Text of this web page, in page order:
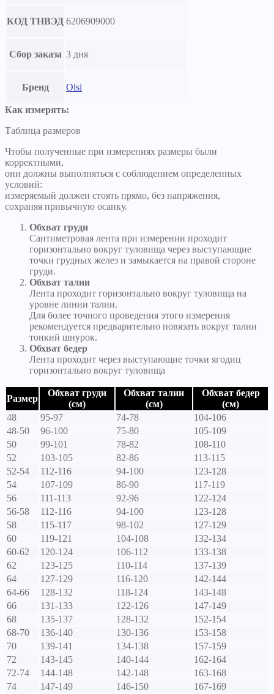
КОД ТНВЭД 6206909000
Сбор заказа 3 дня
Бренд Olsi
Как измерять:
Таблица размеров
Чтобы полученные при измерениях размеры были
корректными,
они должны выполняться с соблюдением определенных
условий:
измеряемый должен стоять прямо, без напряжения,
сохраняя привычную осанку.
Обхват груди
Сантиметровая лента при измерении проходит
горизонтально вокруг туловища через выступающие
точки грудных желез и замыкается на правой стороне
груди.
Обхват талии
Лента проходит горизонтально вокруг туловища на
уровне линии талии.
Для более точного проведения этого измерения
рекомендуется предварительно повязать вокруг талии
тонкий шнурок.
Обхват бедер
Лента проходит через выступающие точки ягодиц
горизонтально вокруг туловища
Размер
Обхват груди
(см)
Обхват талии
(см)
Обхват бедер
(см)
48
95-97 74-78
104-106
48-50
96-100 75-80
105-109
50
99-101 78-82
108-110
52
103-105 82-86
113-115
52-54
112-116 94-100
123-128
54
107-109 86-90
117-119
56
111-113 92-96
122-124
56-58
112-116 94-100
123-128
58
115-117 98-102
127-129
60
119-121 104-108
132-134
60-62
120-124 106-112
133-138
62
123-125 110-114
137-139
64
127-129 116-120
142-144
64-66
128-132 118-124
143-148
66
131-133 122-126
147-149
68
135-137 128-132
152-154
68-70
136-140 130-136
153-158
70
139-141 134-138
157-159
72
143-145 140-144
162-164
72-74
144-148 142-148
163-168
74
147-149 146-150 167-169